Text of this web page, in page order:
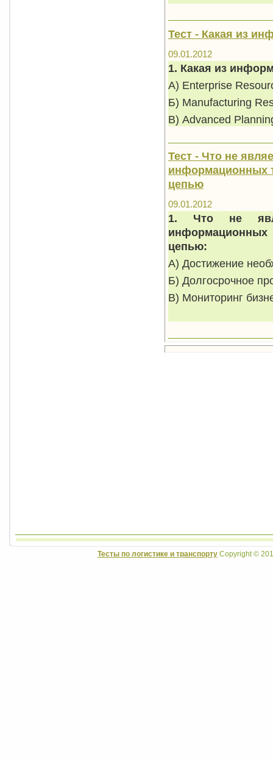
Тест - Какая из
09.01.2012
1. Какая из
А) Enterprise
Б) Manufacturing
В) Advanced
Тест - Что не
информационных
цепью
09.01.2012
1. Что не
информационных
цепью:
А) Достижение
Б) Долгосрочное
В) Мониторинг
Тесты по логистике и транспорту Copyright ©